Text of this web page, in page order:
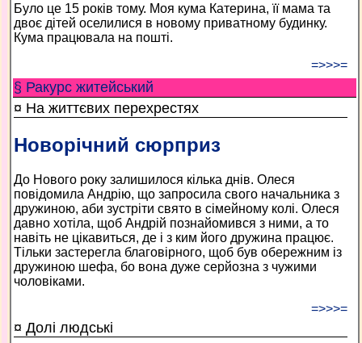
Було це 15 років тому. Моя кума Катерина, її мама та
двоє дітей оселилися в новому приватному будинку.
Кума працювала на пошті.
=>>>=
§ Ракурс житейський
¤ На життєвих перехрестях
Новорічний сюрприз
До Нового року залишилося кілька днів. Олеся
повідомила Андрію, що запросила свого начальника з
дружиною, аби зустріти свято в сімейному колі. Олеся
давно хотіла, щоб Андрій познайомився з ними, а то
навіть не цікавиться, де і з ким його дружина працює.
Тільки застерегла благовірного, щоб був обережним із
дружиною шефа, бо вона дуже серйозна з чужими
чоловіками.
=>>>=
¤ Долі людські